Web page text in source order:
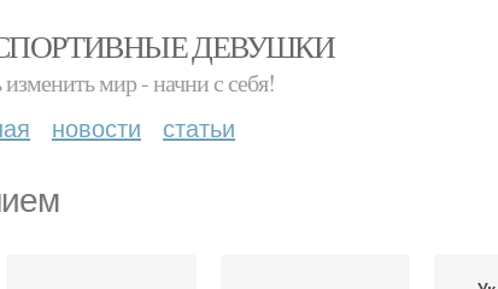
| СПОРТИВНЫЕ ДЕВУШКИ
мир - начни с себя!
новости статьи